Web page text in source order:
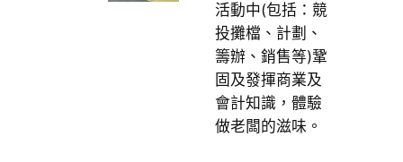
活動中(包括：競
投攤檔、計劃、
籌辦、銷售等)鞏
固及發揮商業及
會計知識，體驗
做老闆的滋味。